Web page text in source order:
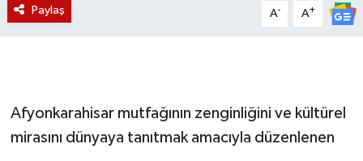
Paylaş A- A+
Afyonkarahisar mutfağının zenginliğini ve kültürel
mirasını dünyaya tanıtmak amacıyla düzenlenen